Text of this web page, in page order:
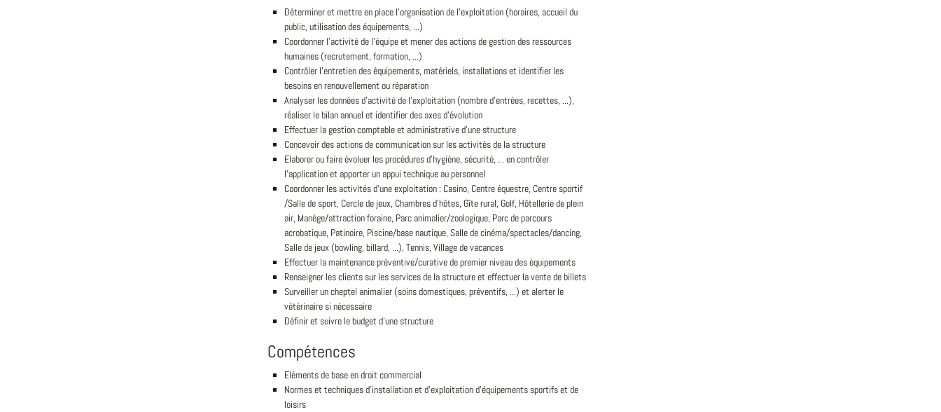
Déterminer et mettre en place l'organisation de l'exploitation (horaires, accueil du
public, utilisation des équipements, ...)
Coordonner l'activité de l'équipe et mener des actions de gestion des ressources
humaines (recrutement, formation, ...)
Contrôler l'entretien des équipements, matériels, installations et identifier les
besoins en renouvellement ou réparation
Analyser les données d'activité de l'exploitation (nombre d'entrées, recettes, ...),
réaliser le bilan annuel et identifier des axes d'évolution
Effectuer la gestion comptable et administrative d'une structure
Concevoir des actions de communication sur les activités de la structure
Elaborer ou faire évoluer les procédures d'hygiène, sécurité, ... en contrôler
l'application et apporter un appui technique au personnel
Coordonner les activités d'une exploitation : Casino, Centre équestre, Centre sportif
/Salle de sport, Cercle de jeux, Chambres d'hôtes, Gîte rural, Golf, Hôtellerie de plein
air, Manège/attraction foraine, Parc animalier/zoologique, Parc de parcours
acrobatique, Patinoire, Piscine/base nautique, Salle de cinéma/spectacles/dancing,
Salle de jeux (bowling, billard, ...), Tennis, Village de vacances
Effectuer la maintenance préventive/curative de premier niveau des équipements
Renseigner les clients sur les services de la structure et effectuer la vente de billets
Surveiller un cheptel animalier (soins domestiques, préventifs, ...) et alerter le
vétérinaire si nécessaire
Définir et suivre le budget d'une structure
Compétences
Eléments de base en droit commercial
Normes et techniques d'installation et d'exploitation d'équipements sportifs et de
loisirs